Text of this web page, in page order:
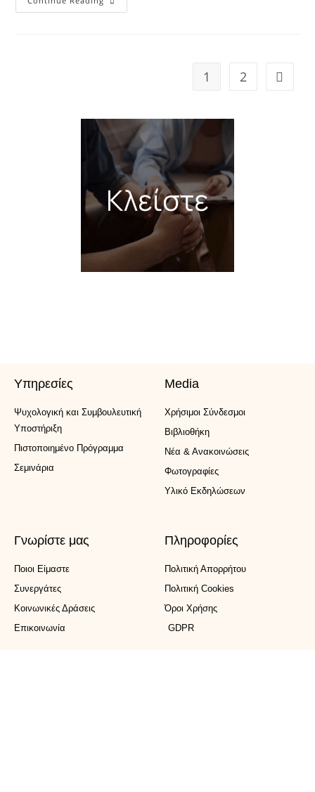
1 2
Υπηρεσίες
Ψυχολογική και Συμβουλευτική
Υποστήριξη
Πιστοποιημένο Πρόγραμμα
Σεμινάρια
Media
Xρήσιμοι Σύνδεσμοι
Βιβλιοθήκη
Νέα & Ανακοινώσεις
Φωτογραφίες
Υλικό Εκδηλώσεων
Γνωρίστε μας
Ποιοι Είμαστε
Συνεργάτες
Κοινωνικές Δράσεις
Επικοινωνία
Πληροφορίες
Πολιτική Απορρήτου
Πολιτική Cookies
Όροι Χρήσης
GDPR